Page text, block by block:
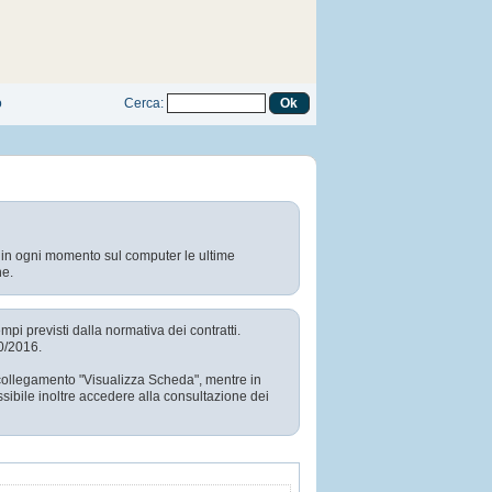
Cerca:
ogni momento sul computer le ultime
previsti dalla normativa dei contratti.
2016.
"Visualizza Scheda", mentre in
inoltre accedere alla consultazione dei